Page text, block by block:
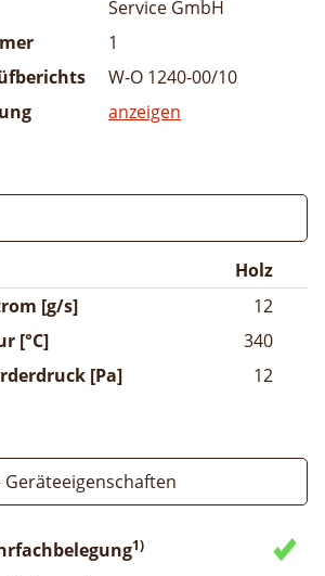
Service GmbH
1
W-O 1240-00/10
anzeigen
Holz
[g/s]
12
[°C]
340
[Pa]
12
1)